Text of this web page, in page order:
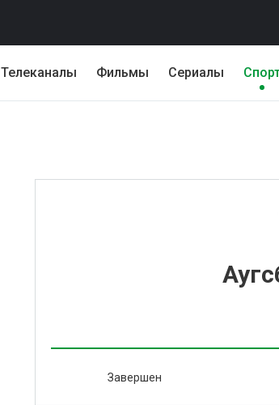
Телеканалы Фильмы Сериалы
Завершен